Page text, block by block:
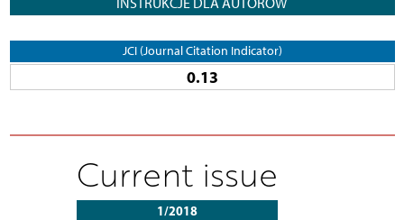
JCI (Journal Citation Indicator)
0.13
Current issue
1/2018